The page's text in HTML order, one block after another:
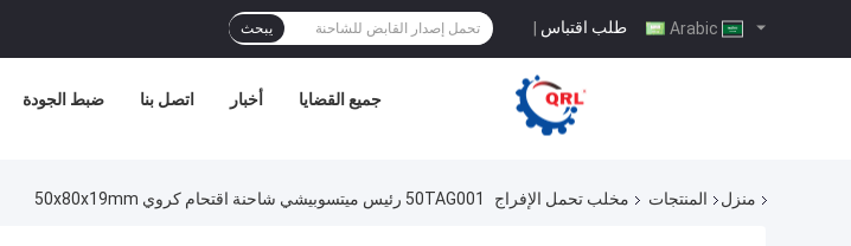
طلب اقتباس | يبحث
ضبط الجودة اتصل بنا أخبار جميع القضايا
منزل المنتجات مخلب تحمل الإفراج 50TAG001 رئيس ميتسوبيشي شاحنة اقتحام كروي 50x80x19mm